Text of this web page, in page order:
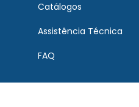
Catálogos
Assistência Técnica
FAQ